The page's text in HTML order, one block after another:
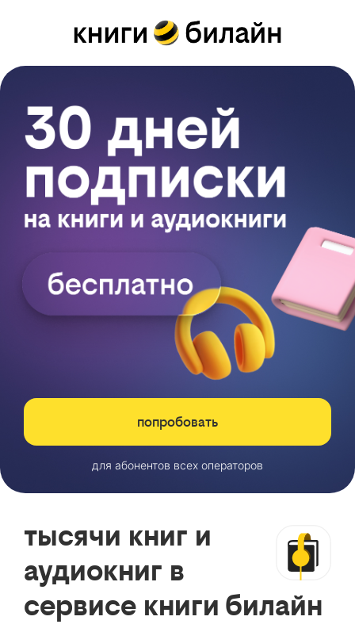
попробовать
для абонентов всех операторов
тысячи книг и
аудиокниг в
сервисе книги билайн